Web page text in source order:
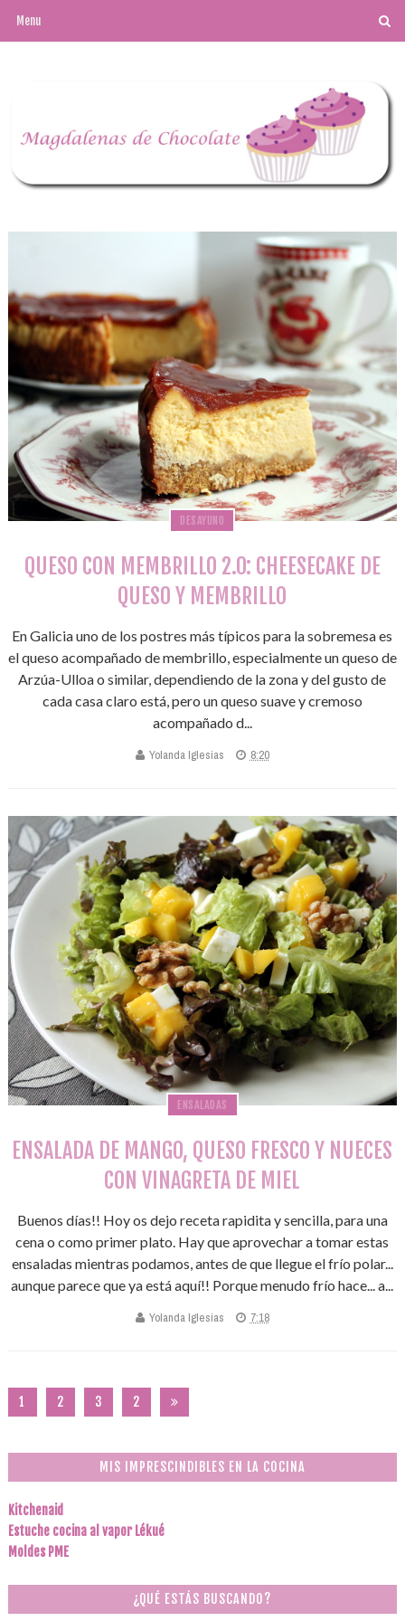
DESAYUNO
QUESO CON MEMBRILLO 2.0: CHEESECAKE DE
QUESO Y MEMBRILLO
En Galicia uno de los postres más típicos para la sobremesa es
el queso acompañado de membrillo, especialmente un queso de
Arzúa-Ulloa o similar, dependiendo de la zona y del gusto de
cada casa claro está, pero un queso suave y cremoso
acompañado d...
Yolanda Iglesias 8:20
ENSALADAS
ENSALADA DE MANGO, QUESO FRESCO Y NUECES
CON VINAGRETA DE MIEL
Buenos días!! Hoy os dejo receta rapidita y sencilla, para una
cena o como primer plato. Hay que aprovechar a tomar estas
ensaladas mientras podamos, antes de que llegue el frío polar...
aunque parece que ya está aquí!! Porque menudo frío hace... a...
Yolanda Iglesias 7:18
1 2 3
2
2
MIS IMPRESCINDIBLES EN LA COCINA
Kitchenaid
Estuche cocina al vapor Lékué
Moldes PME
¿QUÉ ESTÁS BUSCANDO?